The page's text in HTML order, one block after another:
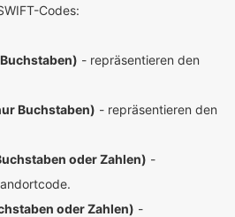
Codes:
- repräsentieren den
Buchstaben) - repräsentieren den
oder Zahlen) -
oder Zahlen) -